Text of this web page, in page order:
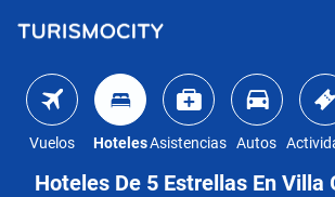
Vuelos HotelesAsistencias Autos
Hoteles De 5 Estrellas En Villa